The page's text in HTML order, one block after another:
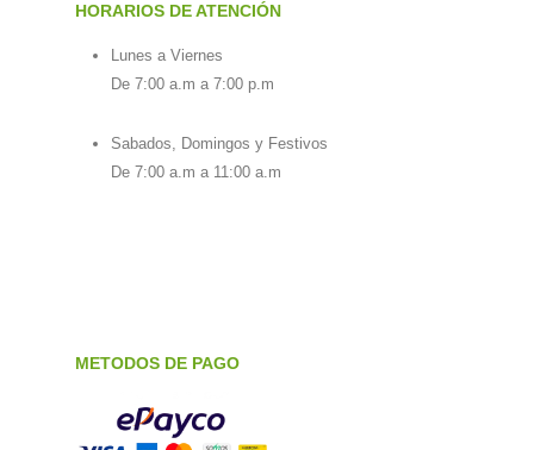
HORARIOS DE ATENCIÓN
Lunes a Viernes
De 7:00 a.m a 7:00 p.m
Sabados, Domingos y Festivos
De 7:00 a.m a 11:00 a.m
METODOS DE PAGO